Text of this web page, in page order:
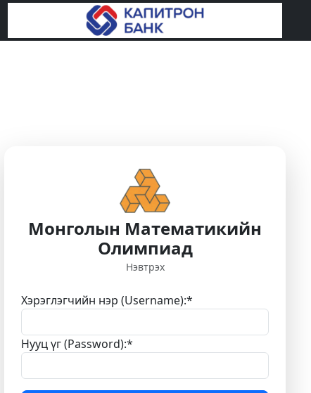
Монголын Математикийн
Олимпиад
Нэвтрэх
Хэрэглэгчийн нэр (Username):*
Нууц үг (Password):*